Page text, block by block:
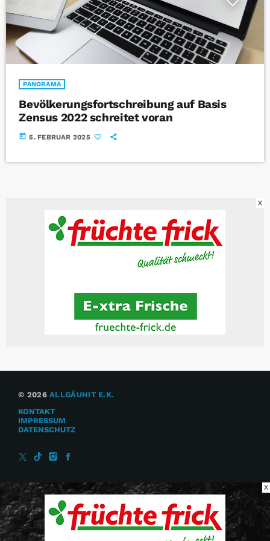
PANORAMA
Bevölkerungsfortschreibung auf Basis
Zensus 2022 schreitet voran
today 5. FEBRUAR 2025
X
© 2026ALLGÄUHIT E.K.
KONTAKT
IMPRESSUM
DATENSCHUTZ
X